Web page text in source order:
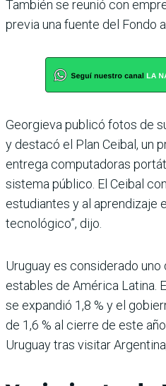
También se reunió con
previa una fuente del Fondo a
Georgieva publicó fotos de
y destacó el Plan Ceibal, un
entrega computadoras
sistema público. El Ceibal
estudiantes y al aprendizaje
tecnológico”, dijo.
Uruguay es considerado uno
estables de América Latina.
se expandió 1,8 % y el
de 1,6 % al cierre de este
Uruguay tras visitar